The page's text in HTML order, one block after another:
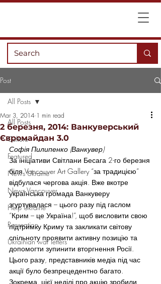
Post
All Posts
Culture
Featured
News Ukraine
News Vancouver
Help Ukraine
Recreation
Ukrainian war letters
All Posts
2 березня, 2014: Ванкуверський
Євромайдан 3.0
Mar 3, 2014 1 min read
Софія Пилипенко (Ванкувер)
За ініціативи Світлани Бесага 2-го березня
біля Vancouver Art Gallery “за традицією”
відбулася чергова акція. Вже вкотре
українська громада Ванкуверу
згуртувалася – цього разу під гаслом
“Крим – це Україна!”, щоб висловити свою
підтримку Криму та закликати світову
спільноту проявити активну позицію та
допомогти зупинити вторгнення Росії.
Цього разу, представників медіа під час
акції було безпрецедентно багато.
Зокрема, цієї неділі про акцію зробили